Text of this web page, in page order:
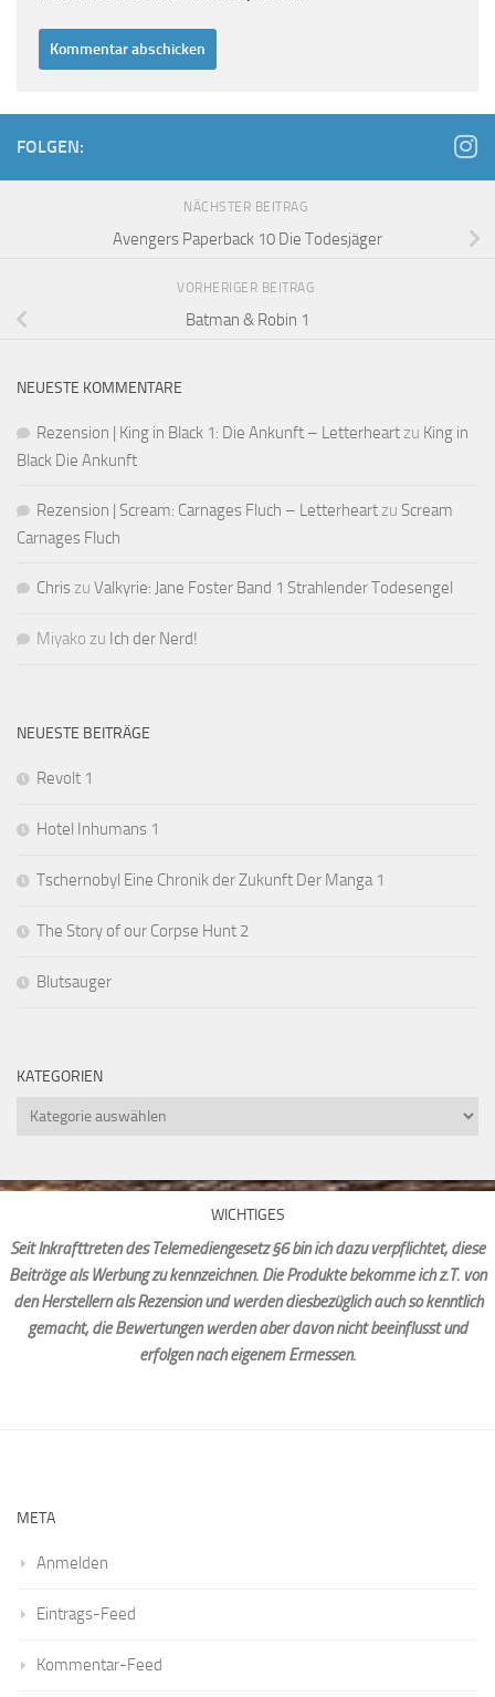
FOLGEN:
NÄCHSTER BEITRAG
Avengers Paperback 10 Die Todesjäger
VORHERIGER BEITRAG
Batman & Robin 1
NEUESTE KOMMENTARE
Rezension | King in Black 1: Die Ankunft – Letterheartzu King in
Black Die Ankunft
Rezension | Scream: Carnages Fluch – Letterheartzu Scream
Carnages Fluch
Chriszu Valkyrie: Jane Foster Band 1 Strahlender Todesengel
Miyako zu Ich der Nerd!
NEUESTE BEITRÄGE
Revolt 1
Hotel Inhumans 1
Tschernobyl Eine Chronik der Zukunft Der Manga 1
The Story of our Corpse Hunt 2
Blutsauger
KATEGORIEN
Kategorien
WICHTIGES
Seit Inkrafttreten des Telemediengesetz §6 bin ich dazu verpflichtet, diese
Beiträge als Werbung zu kennzeichnen. Die Produkte bekomme ich z.T. von
den Herstellern als Rezension und werden diesbezüglich auch so kenntlich
gemacht, die Bewertungen werden aber davon nicht beeinflusst und
erfolgen nach eigenem Ermessen.
META
Anmelden
Eintrags-Feed
Kommentar-Feed